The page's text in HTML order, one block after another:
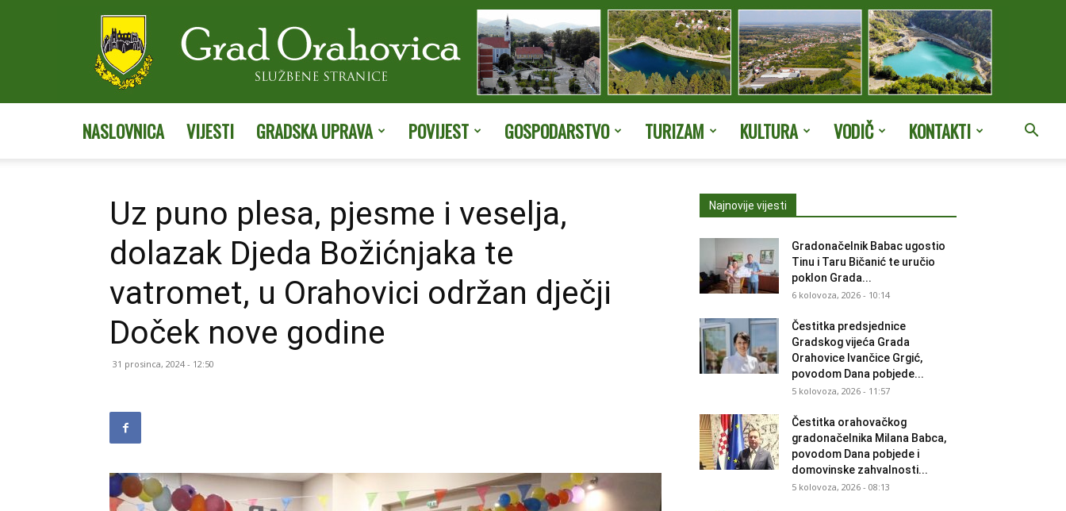
NASLOVNICA VIJESTI GRADSKA UPRAVA POVIJEST GOSPODARSTVO TURIZAM KULTURA VODIČ KONTAKTI
Uz puno plesa, pjesme i veselja,
dolazak Djeda Božićnjaka te
vatromet, u Orahovici održan dječji
Doček nove godine
31 prosinca, 2024 - 12:50
Najnovije vijesti
Gradonačelnik Babac ugostio
Tinu i Taru Bičanić te uručio
poklon Grada...
6 kolovoza, 2026 - 10:14
Čestitka predsjednice
Gradskog vijeća Grada
Orahovice Ivančice Grgić,
povodom Dana pobjede...
5 kolovoza, 2026 - 11:57
Čestitka orahovačkog
gradonačelnika Milana Babca,
povodom Dana pobjede i
domovinske zahvalnosti...
5 kolovoza, 2026 - 08:13